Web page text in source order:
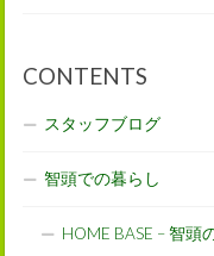
CONTENTS
スタッフブログ
智頭での暮らし
HOME BASE – 智頭